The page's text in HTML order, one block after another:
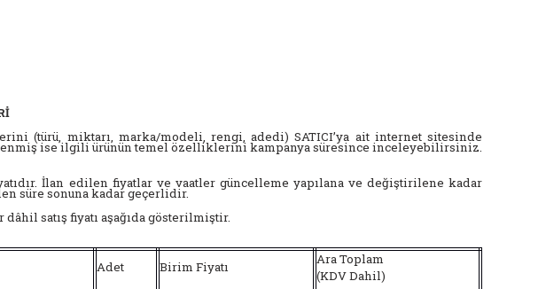
(türü, miktarı, marka/modeli, rengi, adedi) SATICI’ya ait internet sitesinde
ise ilgili ürünün temel özelliklerini kampanya süresince inceleyebilirsiniz.
İlan edilen fiyatlar ve vaatler güncelleme yapılana ve değiştirilene kadar
süre sonuna kadar geçerlidir.
satış fiyatı aşağıda gösterilmiştir.
Adet Birim Fiyatı
Ara Toplam
(KDV Dahil)